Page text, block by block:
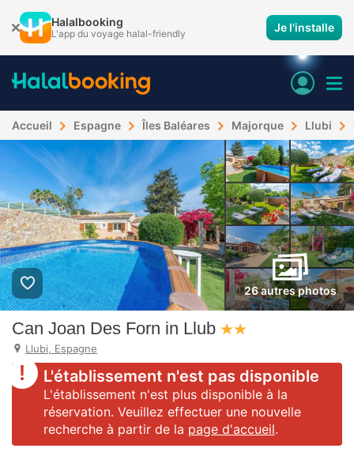
Halalbooking
L'app du voyage halal-friendly Je l'installe
Accueil Espagne Îles Baléares Majorque Llubi
26 autres photos
Can Joan Des Forn in Llub
Llubi, Espagne
L'établissement n'est pas disponible
L'établissement n'est plus disponible à la
réservation. Veuillez effectuer une nouvelle
recherche à partir de la page d'accueil.